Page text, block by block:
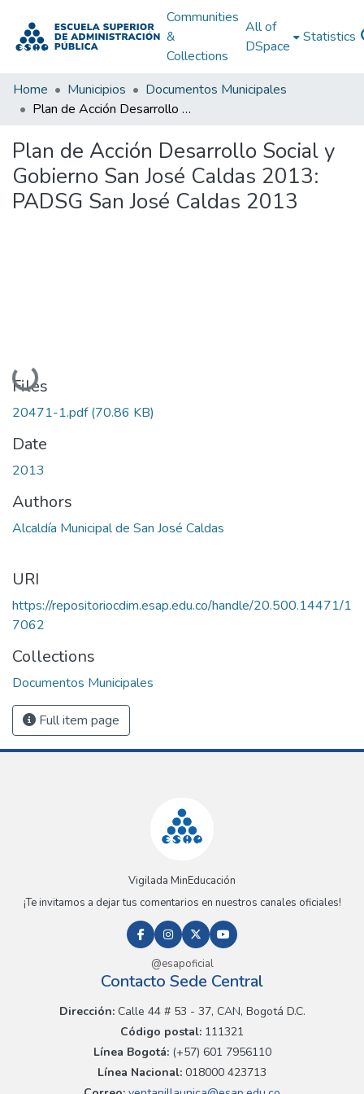
Communities
&
Collections
All of
DSpace
Statistics
Home Municipios
Documentos Municipales
Plan de Acción Desarrollo Social y Gobierno San José Caldas 2013: PADSG San José Caldas 2013
Plan de Acción Desarrollo Social y
Gobierno San José Caldas 2013:
PADSG San José Caldas 2013
Loading...
Files
20471-1.pdf(70.86 KB)
Date
2013
Authors
Alcaldía Municipal de San José Caldas
URI
https://repositoriocdim.esap.edu.co/handle/20.500.14471/1
7062
Collections
Documentos Municipales
Full item page
Vigilada MinEducación
¡Te invitamos a dejar tus comentarios en nuestros canales oficiales!
@esapoficial
Contacto Sede Central
Dirección:Calle 44 # 53 - 37, CAN, Bogotá D.C.
Código postal: 111321
Línea Bogotá:(+57) 601 7956110
Línea Nacional: 018000 423713